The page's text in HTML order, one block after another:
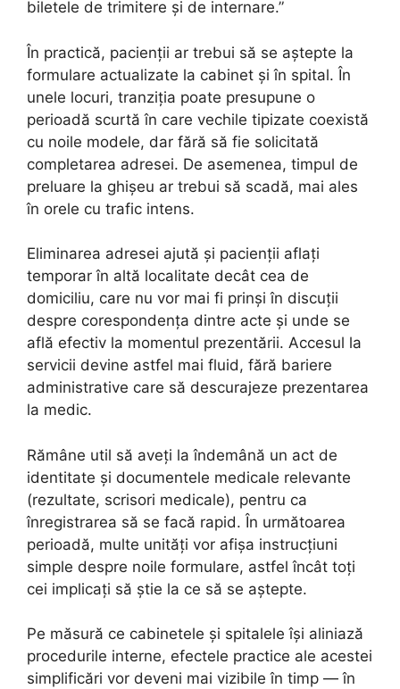
biletele de trimitere și de internare.”
În practică, pacienții ar trebui să se aștepte la
formulare actualizate la cabinet și în spital. În
unele locuri, tranziția poate presupune o
perioadă scurtă în care vechile tipizate coexistă
cu noile modele, dar fără să fie solicitată
completarea adresei. De asemenea, timpul de
preluare la ghișeu ar trebui să scadă, mai ales
în orele cu trafic intens.
Eliminarea adresei ajută și pacienții aflați
temporar în altă localitate decât cea de
domiciliu, care nu vor mai fi prinși în discuții
despre corespondența dintre acte și unde se
află efectiv la momentul prezentării. Accesul la
servicii devine astfel mai fluid, fără bariere
administrative care să descurajeze prezentarea
la medic.
Rămâne util să aveți la îndemână un act de
identitate și documentele medicale relevante
(rezultate, scrisori medicale), pentru ca
înregistrarea să se facă rapid. În următoarea
perioadă, multe unități vor afișa instrucțiuni
simple despre noile formulare, astfel încât toți
cei implicați să știe la ce să se aștepte.
Pe măsură ce cabinetele și spitalele își aliniază
procedurile interne, efectele practice ale acestei
simplificări vor deveni mai vizibile în timp — în